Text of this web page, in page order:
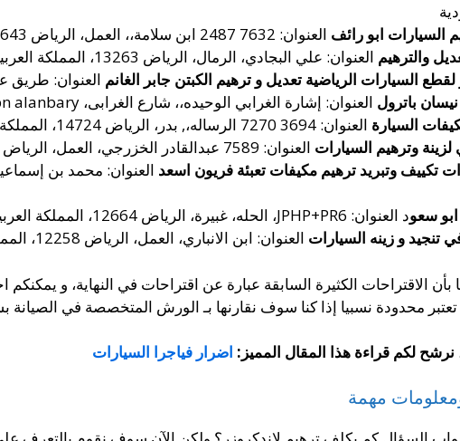
السيارات ابو رائف العنوان: 7632 2487 ابن سلامة،، العمل، الرياض 12643، المملكة العربية السعودية
والترهيم العنوان: علي البجادي، الرمال، الرياض 13263، المملكة العربية السعودية
السيارات الرياضية تعديل و ترهيم الكبتن جابر الغانم العنوان: طريق عرفات، بدر،
باترول العنوان: إشارة الغرابي الوحيده،، شارع الغرابى، Ibn alanbary، الرياض 12643، المملكة العربية السعودية
السيارة العنوان: 3694 7270 الرساله،, بدر، الرياض 14724، المملكة العربية السعودية
لزينة وترهيم السيارات العنوان: 7589 عبدالقادر الخزرجي، العمل، الرياض 12643 2382، المملكة العربية السعودية
تكييف وتبريد ترهيم مكيفات تعبئة فريون اسعد
سعود العنوان: JPHP+PR6، الحله، غبيرة، الرياض 12664، المملكة العربية السعودية
تنجيد و زينه السيارات العنوان: ابن الانباري، العمل، الرياض 12258، المملكة العربية السعودية
بأن الاقتراحات الكثيرة السابقة عبارة عن اقتراحات في النهاية، و
محدودة نسبيا إذا كنا سوف نقارنها بـ الورش المتخصصة في الصيانة
نرشح لكم قراءة هذا المقال المميز: اضرار فياجرا السيارات
مهمة